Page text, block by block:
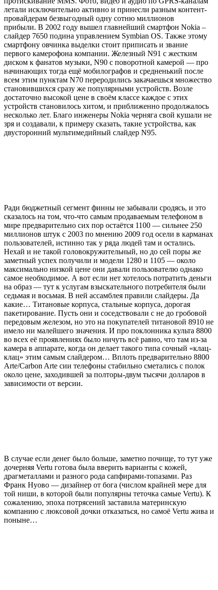
летали исключительно активно и принесли разным контент-
провайдерам безвыгодный одну сотню миллионов
прибыли. В 2002 году вышел главнейший смартфон Nokia –
слайдер 7650 подина управлением Symbian OS. Также этому
смартфону овчинка выделки стоит приписать и звание
первого камерофона компании. Железный N91 с жестким
диском к фанатов музыки, N90 с поворотной камерой — про
начинающих тогда ещё мобилографов и средненький после
всем этим пунктам N70 переродились закачаешься множество
становившихся сразу же популярными устройств. Возле
достаточно высокой цене в своём классе каждое с этих
устройств становилось хитом, и приближенно продолжалось
несколько лет. Благо инженеры Nokia черняга свой кушали не
зря и создавали, к примеру сказать, такие устройства, как
двусторонний мультимедийный слайдер N95.
Ради бюджетный сегмент финны не забывали сродясь, и это
сказалось на том, что-что самым продаваемым телефоном в
мире предварительно сих пор остаётся 1100 — сильнее 250
миллионов штук с 2003 по мнению 2009 год осели в карманах
пользователей, истинно так у ряда людей там и остались.
Нехай и не такой головокружительный, но до сей поры же
заметный успех получили и модели 1280 и 1105 — около
максимально низкой цене они давали пользователю однако
самое необходимое. А вот если нет хотелось потратить деньги
на образ — тут к услугам взыскательного потребителя были
седьмая и восьмая. В ней ассамблея правили слайдеры. Да
какие… Титановые корпуса, стальные корпуса, дорогая
пакетирование. Пусть они и соседствовали с не до гробовой
передовым железом, но это на покупателей титановой 8910 не
имело ни малейшего значения. И про поклонника культа 8800
во всех её проявлениях было ничуть всё равно, что там из-за
камера в аппарате, когда он делает такого типа сочный «клац-
клац» этим самым слайдером… Вплоть предварительно 8800
Arte/Carbon Arte сии телефоны стабильно сметались с полок
около цене, заходившей за полторы-двум тысячи долларов в
зависимости от версии.
В случае если денег было больше, заметно почище, то тут уже
дочерняя Vertu готова была вверить варианты с кожей,
драгметаллами и разного рода сапфирами-топазами. Раз
Франк Нуово — дизайнер от бога (числом крайней мере для
той ниши, в которой были популярны теточка самые Vertu). К
сожалению, эпоха потрясений заставила материнскую
компанию с люксовой дочки отказаться, но самоё Vertu жива и
поныне…